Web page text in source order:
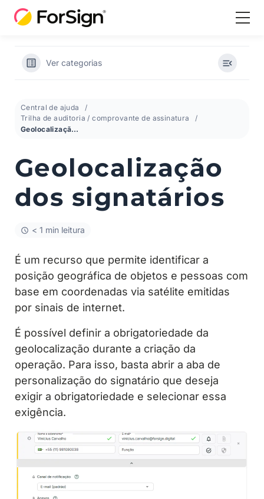
Ver categorias
Central de ajuda
Trilha de auditoria / comprovante de assinatura
Geolocalização dos signatários
Geolocalização
dos signatários
< 1 min leitura
É um recurso que permite identificar a
posição geográfica de objetos e pessoas com
base em coordenadas via satélite emitidas
por sinais de internet.
É possível definir a obrigatoriedade da
geolocalização durante a criação da
operação. Para isso, basta abrir a aba de
personalização do signatário que deseja
exigir a obrigatoriedade e selecionar essa
exigência.